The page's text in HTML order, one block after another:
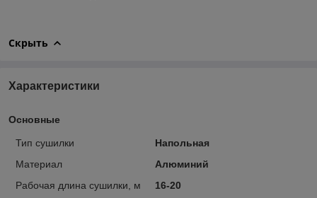
Скрыть
Характеристики
Основные
Тип сушилки
Напольная
Материал
Алюминий
Рабочая длина сушилки, м
16-20